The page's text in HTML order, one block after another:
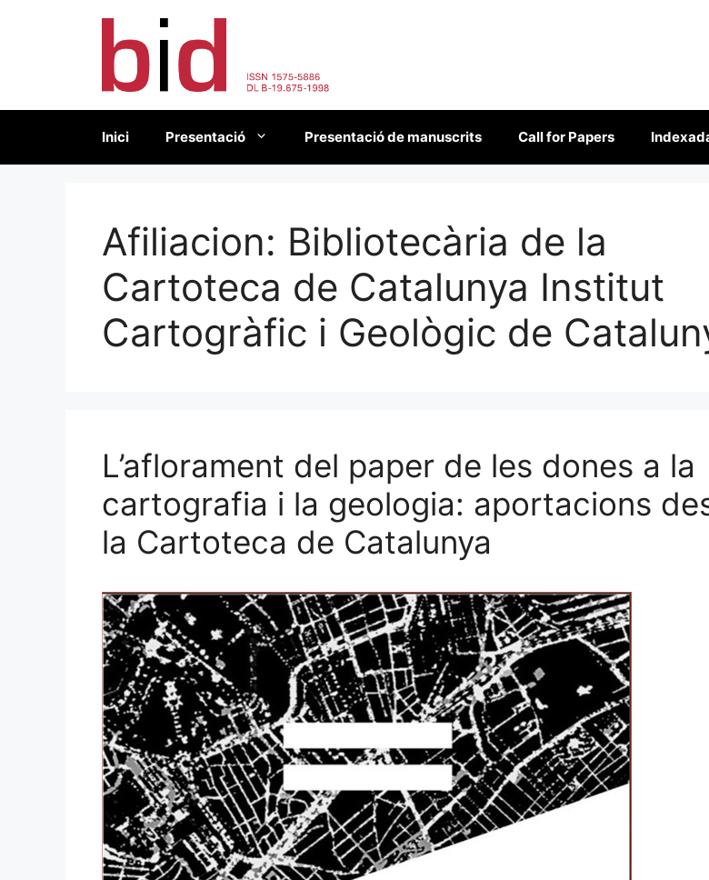
Inici Presentació Presentació de manuscrits Call for Papers
Afiliacion: Bibliotecària de la
Cartoteca de Catalunya Institut
Cartogràfic i Geològic de
L’aflorament del paper de les dones a la
cartografia i la geologia: aportacions
la Cartoteca de Catalunya